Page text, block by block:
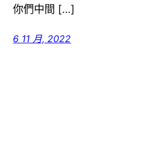
你們中間 […]
6 11 月, 2022